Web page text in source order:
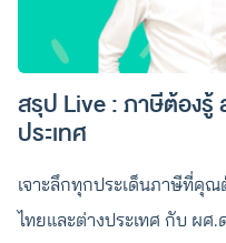
สรุป Live : ภาษีต้องรู้
ประเทศ
เจาะลึกทุกประเด็นภาษีที่คุ
ไทยและต่างประเทศ กับ ผศ